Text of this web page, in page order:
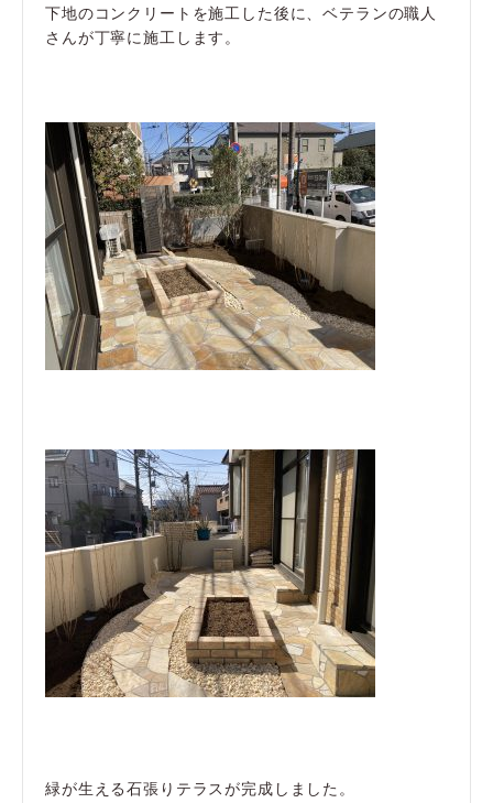
下地のコンクリートを施工した後に、ベテランの職人
さんが丁寧に施工します。
緑が生える石張りテラスが完成しました。